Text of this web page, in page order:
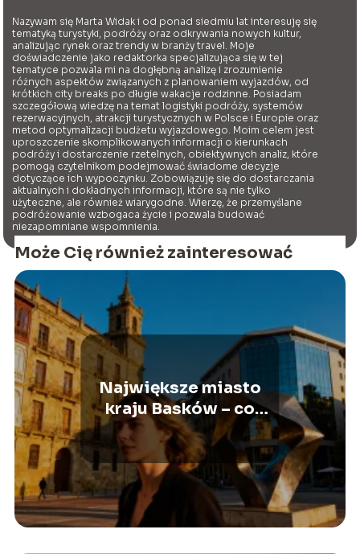
Nazywam się Marta Widak i od ponad siedmiu lat interesuję się
tematyką turystyki, podróży oraz odkrywania nowych kultur,
analizując rynek oraz trendy w branży travel. Moje
doświadczenie jako redaktorka specjalizująca się w tej
tematyce pozwala mi na dogłębną analizę i zrozumienie
różnych aspektów związanych z planowaniem wyjazdów, od
krótkich city breaks po długie wakacje rodzinne. Posiadam
szczegółową wiedzę na temat logistyki podróży, systemów
rezerwacyjnych, atrakcji turystycznych w Polsce i Europie oraz
metod optymalizacji budżetu wyjazdowego. Moim celem jest
uproszczenie skomplikowanych informacji o kierunkach
podróży i dostarczenie rzetelnych, obiektywnych analiz, które
pomogą czytelnikom podejmować świadome decyzje
dotyczące ich wypoczynku. Zobowiązuję się do dostarczania
aktualnych i dokładnych informacji, które są nie tylko
użyteczne, ale również wiarygodne. Wierzę, że przemyślane
podróżowanie wzbogaca życie i pozwala budować
niezapomniane wspomnienia.
Może Cię również zainteresować
Największe miasto
kraju Basków – co
warto o nim wiedzieć?